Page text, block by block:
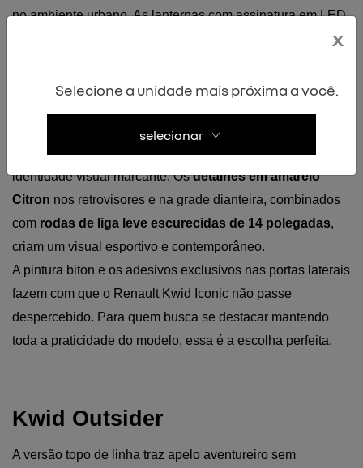
no ambiente urbano. As lanternas com assinatura em LED
Kwid Iconic
Lançamento da linha 2026, a versão Iconic entrega
identidade visual marcante. Os detalhes em amarelo
Citron nos retrovisores e na grade dianteira, combinados
com rodas de liga leve escurecidas de 14 polegadas,
criam um visual esportivo e contemporâneo.
A pintura biton e os adesivos exclusivos nas portas laterais
fazem com que o Renault Kwid Iconic não passe
despercebido. Para quem busca se destacar mantendo
toda a praticidade do modelo, essa é a escolha perfeita.
Kwid Outsider
A versão topo de linha traz apelo aventureiro sem
x
Selecione a unidade mais próxima a você.
selecionar